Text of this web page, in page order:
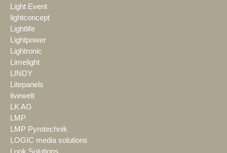
Light Event
lightconcept
Lightlife
Lightpower
Lightronic
Limelight
LINDY
Litepanels
livewelt
LK AG
LMP
LMP Pyrotechnik
LOGIC media solutions
Look Solutions